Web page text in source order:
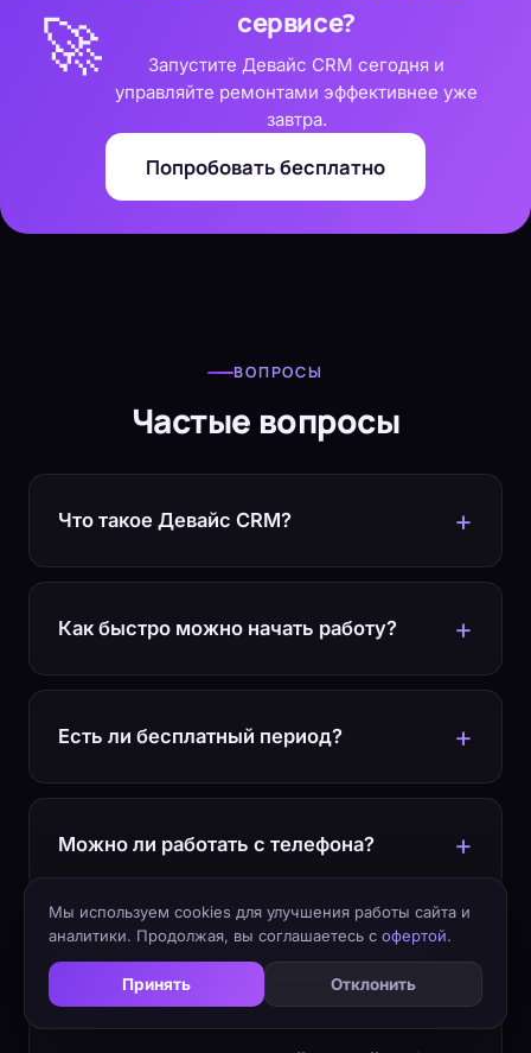
🚀
сервисе?
Запустите Девайс CRM сегодня и
управляйте ремонтами эффективнее уже
завтра.
Попробовать бесплатно
ВОПРОСЫ
Частые вопросы
Что такое Девайс CRM?
Как быстро можно начать работу?
Есть ли бесплатный период?
Можно ли работать с телефона?
Как работают уведомления клиенту?
Мы используем cookies для улучшения работы сайта и
аналитики. Продолжая, вы соглашаетесь с офертой.
Принять Отклонить